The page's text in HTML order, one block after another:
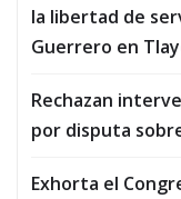
la libertad de
Guerrero en
Rechazan
por disputa
Exhorta el